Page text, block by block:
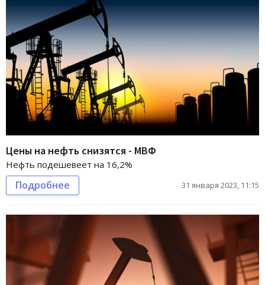
Цены на нефть снизятся - МВФ
Нефть подешевеет на 16,2%
Подробнее 31 января 2023, 11:15